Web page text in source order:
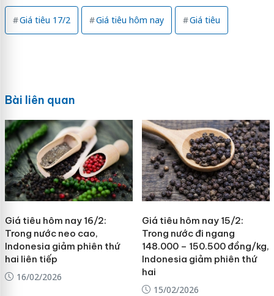
Giá tiêu 17/2 Giá tiêu hôm nay Giá tiêu
Bài liên quan
Giá tiêu hôm nay 16/2:
Trong nước neo cao,
Indonesia giảm phiên thứ
hai liên tiếp
16/02/2026
Giá tiêu hôm nay 15/2:
Trong nước đi ngang
148.000 – 150.500 đồng/kg,
Indonesia giảm phiên thứ
hai
15/02/2026